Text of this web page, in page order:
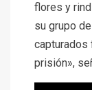
flores y
su grupo
capturados
prisión»,